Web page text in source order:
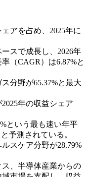
アを占め、2025年に
スで成長し、2026年
（CAGR）は6.87%と
分野が65.37%と最大
年の収益シェア
という最も速い年平
予測されている。
スケア分野が28.79%
、半導体産業からの